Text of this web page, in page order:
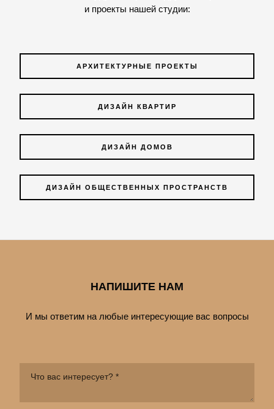
и проекты нашей студии:
АРХИТЕКТУРНЫЕ ПРОЕКТЫ
ДИЗАЙН КВАРТИР
ДИЗАЙН ДОМОВ
ДИЗАЙН ОБЩЕСТВЕННЫХ ПРОСТРАНСТВ
НАПИШИТЕ НАМ
И мы ответим на любые интересующие вас вопросы